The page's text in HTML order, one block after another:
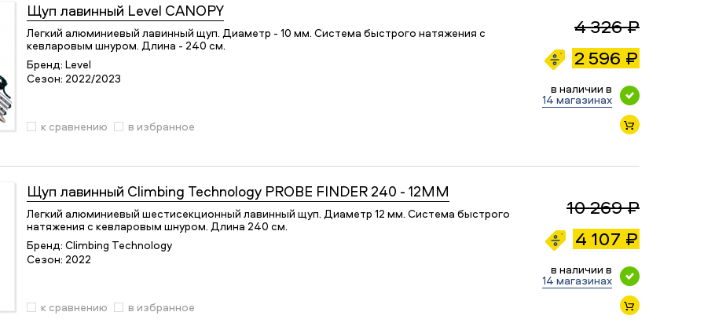
Щуп лавинный Level CANOPY
Легкий алюминиевый лавинный щуп. Диаметр - 10 мм. Система быстрого натяжения с
кевларовым шнуром. Длина - 240 см.
Бренд: Level
Сезон: 2022/2023
4 326 ₽
2 596 ₽
в наличии в
14 магазинах
к сравнению
в избранное
Щуп лавинный Climbing Technology PROBE FINDER 240 - 12MM
Легкий алюминиевый шестисекционный лавинный щуп. Диаметр 12 мм. Система быстрого
натяжения с кевларовым шнуром. Длина 240 см.
Бренд: Climbing Technology
Сезон: 2022
10 269 ₽
4 107 ₽
в наличии в
14 магазинах
к сравнению
в избранное